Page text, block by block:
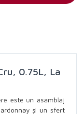
0.75L, La
este un asamblaj
și un sfert